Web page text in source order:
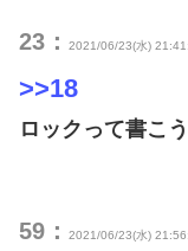
23： 2021/06/23(水)
>>18
ロックって書こ
59： 2021/06/23(水)